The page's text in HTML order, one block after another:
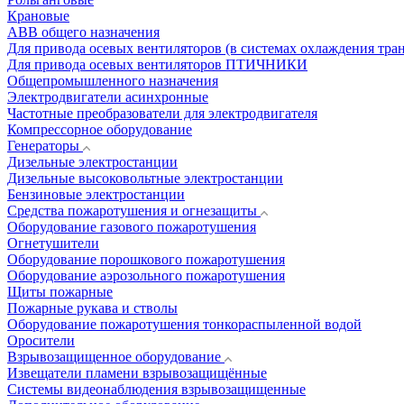
Крановые
АВВ общего назначения
Для привода осевых вентиляторов (в системах охлаждения
Для привода осевых вентиляторов ПТИЧНИКИ
Общепромышленного назначения
Электродвигатели асинхронные
Частотные преобразователи для электродвигателя
Компрессорное оборудование
Генераторы
Дизельные электростанции
Дизельные высоковольтные электростанции
Бензиновые электростанции
Средства пожаротушения и огнезащиты
Оборудование газового пожаротушения
Огнетушители
Оборудование порошкового пожаротушения
Оборудование аэрозольного пожаротушения
Щиты пожарные
Пожарные рукава и стволы
Оборудование пожаротушения тонкораспыленной водой
Оросители
Взрывозащищенное оборудование
Извещатели пламени взрывозащищённые
Системы видеонаблюдения взрывозащищенные